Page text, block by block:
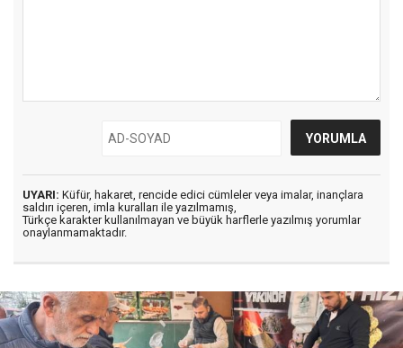
UYARI: Küfür, hakaret, rencide edici cümleler veya imalar, inançlara
saldırı içeren, imla kuralları ile yazılmamış,
Türkçe karakter kullanılmayan ve büyük harflerle yazılmış yorumlar
onaylanmamaktadır.